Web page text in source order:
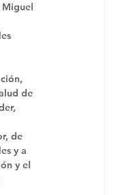
Miguel
de
de
y a
y el